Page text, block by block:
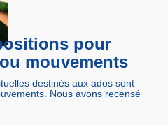
pour
mouvements
destinés aux ados sont
Nous avons recensé